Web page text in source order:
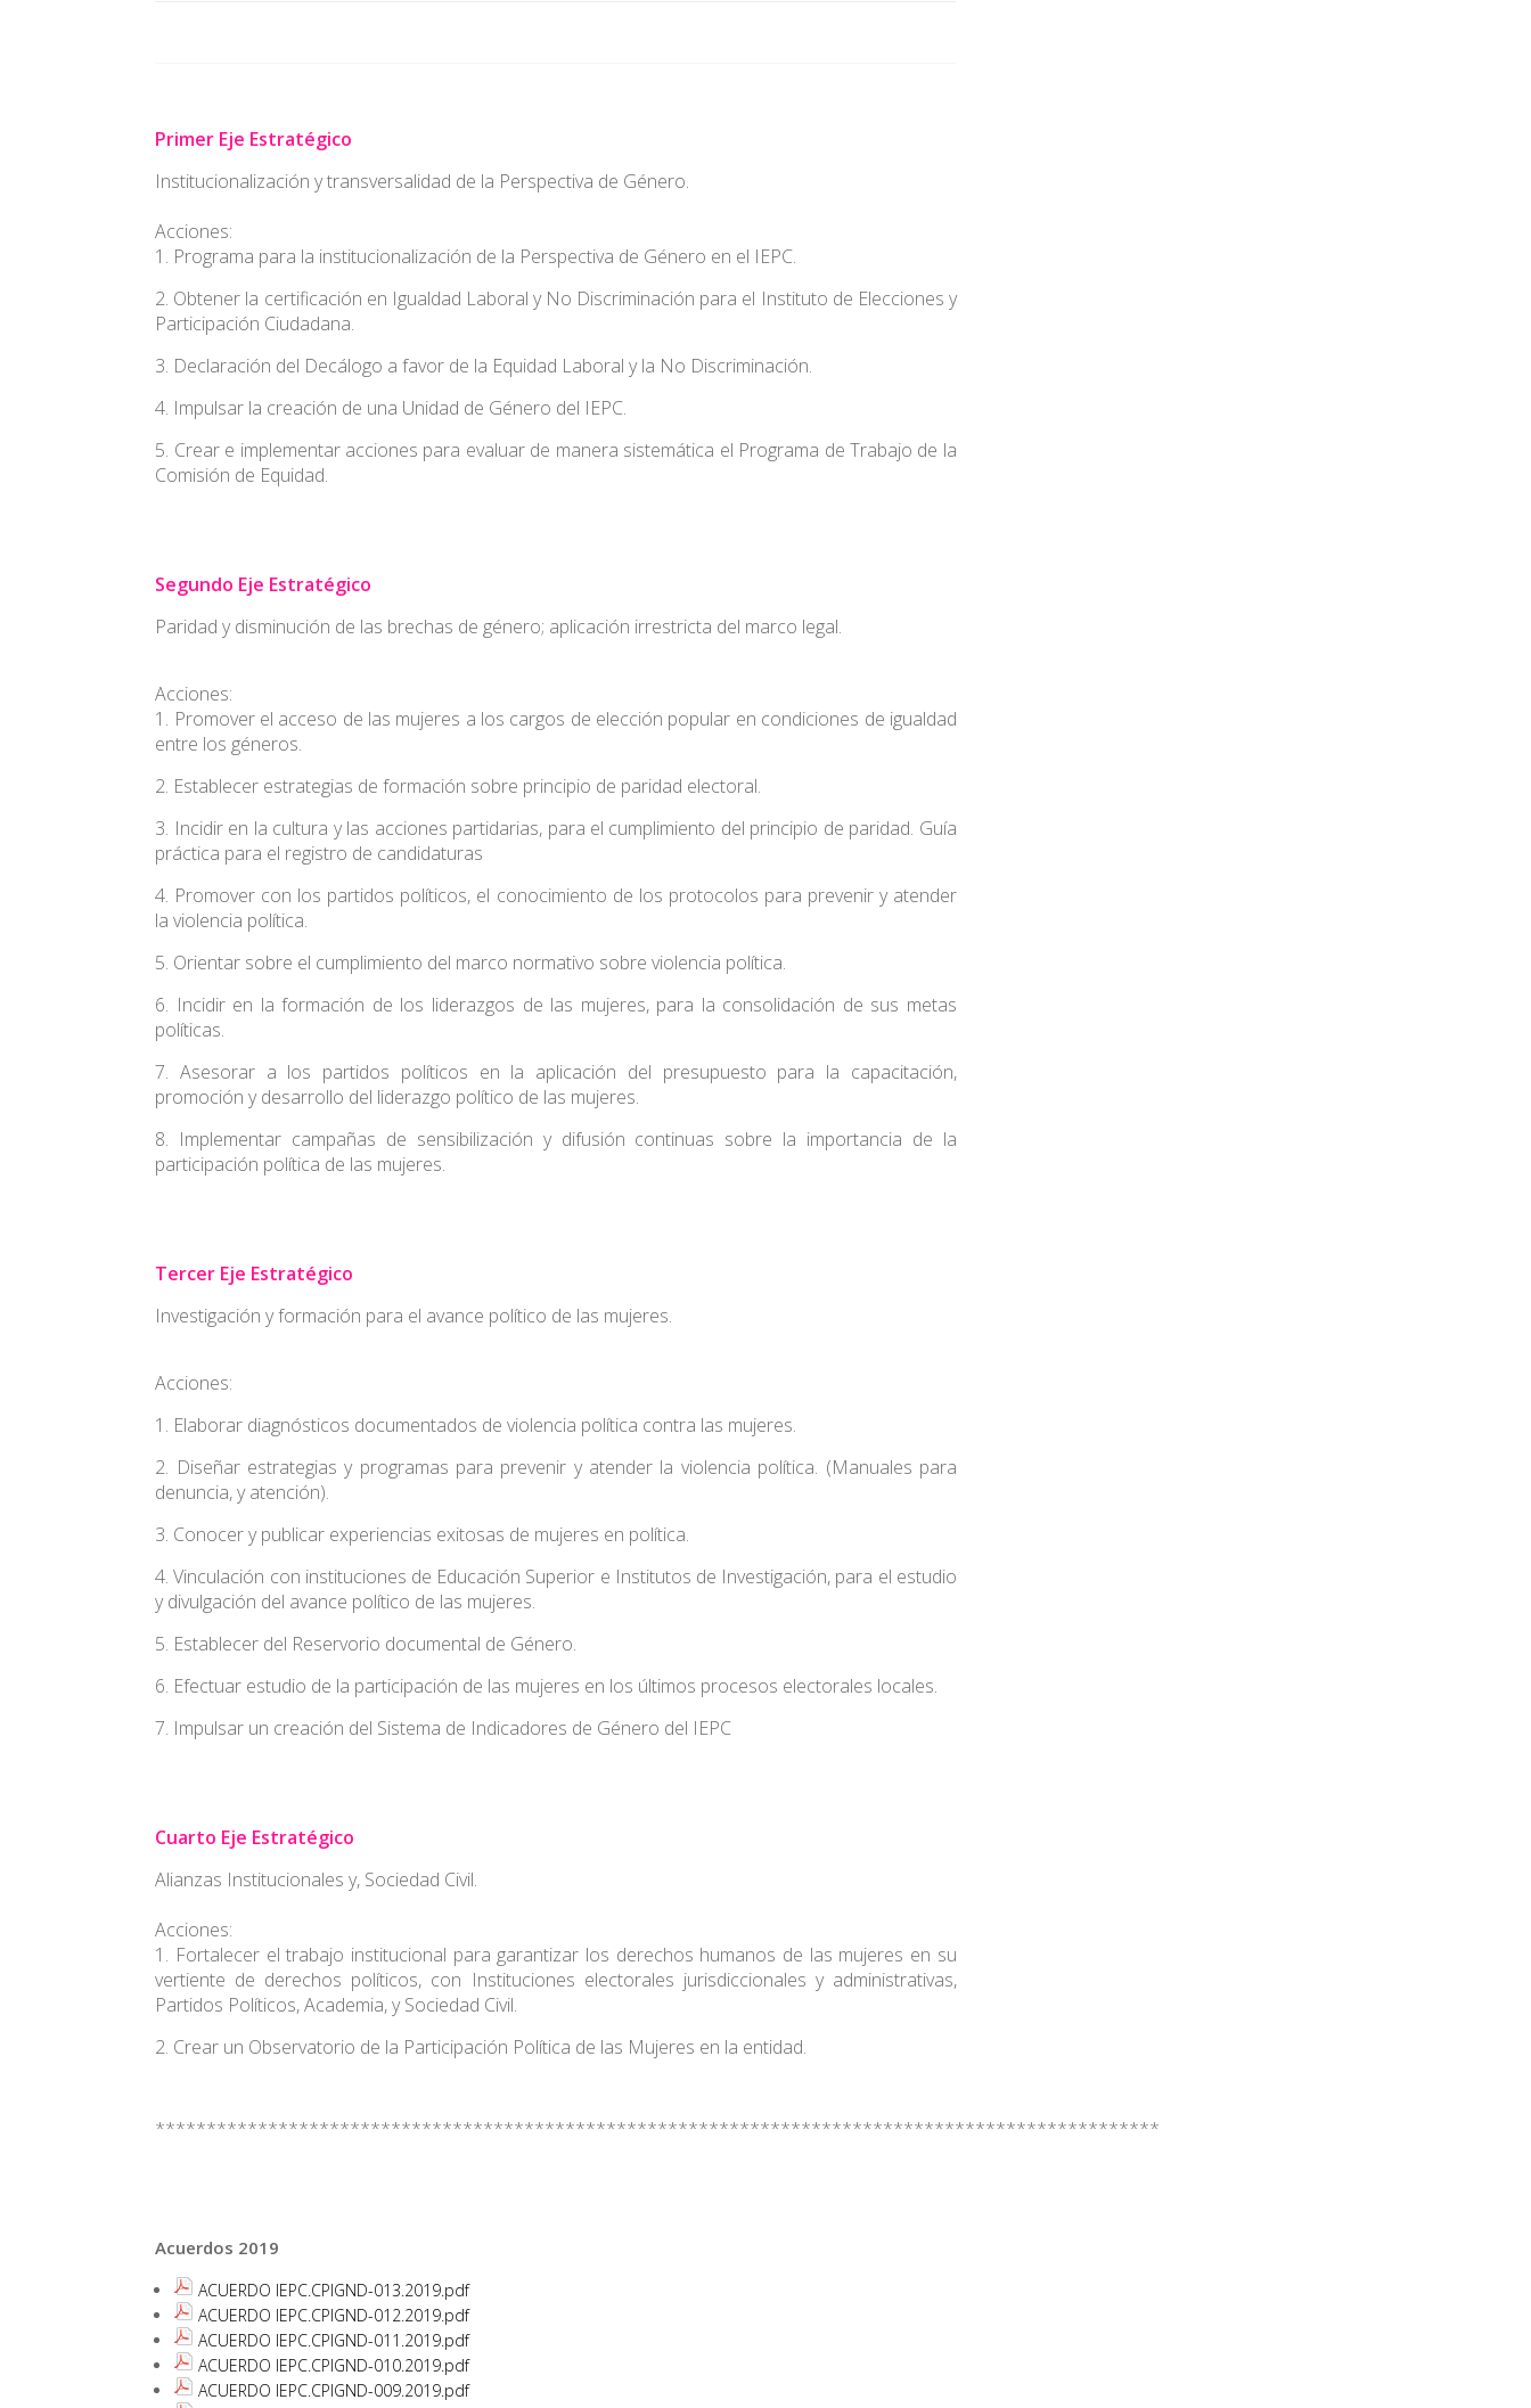
Primer Eje Estratégico
Institucionalización y transversalidad de la Perspectiva de Género.
Acciones:
1. Programa para la institucionalización de la Perspectiva de Género en el IEPC.
2. Obtener la certificación en Igualdad Laboral y No Discriminación para el Instituto de Elecciones y
Participación Ciudadana.
3. Declaración del Decálogo a favor de la Equidad Laboral y la No Discriminación.
4. Impulsar la creación de una Unidad de Género del IEPC.
5. Crear e implementar acciones para evaluar de manera sistemática el Programa de Trabajo de la
Comisión de Equidad.
Segundo Eje Estratégico
Paridad y disminución de las brechas de género; aplicación irrestricta del marco legal.
Acciones:
1. Promover el acceso de las mujeres a los cargos de elección popular en condiciones de igualdad
entre los géneros.
2. Establecer estrategias de formación sobre principio de paridad electoral.
3. Incidir en la cultura y las acciones partidarias, para el cumplimiento del principio de paridad. Guía
práctica para el registro de candidaturas
4. Promover con los partidos políticos, el conocimiento de los protocolos para prevenir y atender
la violencia política.
5. Orientar sobre el cumplimiento del marco normativo sobre violencia política.
6. Incidir en la formación de los liderazgos de las mujeres, para la consolidación de sus metas
políticas.
7. Asesorar a los partidos políticos en la aplicación del presupuesto para la capacitación,
promoción y desarrollo del liderazgo político de las mujeres.
8. Implementar campañas de sensibilización y difusión continuas sobre la importancia de la
participación política de las mujeres.
Tercer Eje Estratégico
Investigación y formación para el avance político de las mujeres.
Acciones:
1. Elaborar diagnósticos documentados de violencia política contra las mujeres.
2. Diseñar estrategias y programas para prevenir y atender la violencia política. (Manuales para
denuncia, y atención).
3. Conocer y publicar experiencias exitosas de mujeres en política.
4. Vinculación con instituciones de Educación Superior e Institutos de Investigación, para el estudio
y divulgación del avance político de las mujeres.
5. Establecer del Reservorio documental de Género.
6. Efectuar estudio de la participación de las mujeres en los últimos procesos electorales locales.
7. Impulsar un creación del Sistema de Indicadores de Género del IEPC
Cuarto Eje Estratégico
Alianzas Institucionales y, Sociedad Civil.
Acciones:
1. Fortalecer el trabajo institucional para garantizar los derechos humanos de las mujeres en su
vertiente de derechos políticos, con Instituciones electorales jurisdiccionales y administrativas,
Partidos Políticos, Academia, y Sociedad Civil.
2. Crear un Observatorio de la Participación Política de las Mujeres en la entidad.
**************************************************************************************************
Acuerdos 2019
ACUERDO IEPC.CPIGND-013.2019.pdf
ACUERDO IEPC.CPIGND-012.2019.pdf
ACUERDO IEPC.CPIGND-011.2019.pdf
ACUERDO IEPC.CPIGND-010.2019.pdf
ACUERDO IEPC.CPIGND-009.2019.pdf